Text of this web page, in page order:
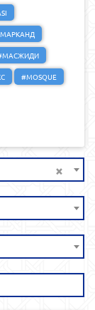
#MOSQUE
×